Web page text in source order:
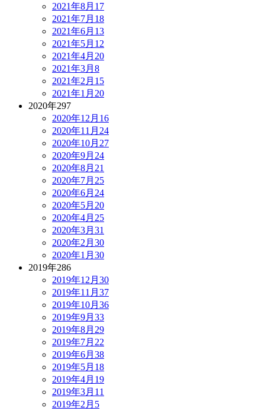
2021年8月 17
2021年7月 18
2021年6月 13
2021年5月 12
2021年4月 20
2021年3月 8
2021年2月 15
2021年1月 20
2020年297
2020年12月 16
2020年11月 24
2020年10月 27
2020年9月 24
2020年8月 21
2020年7月 25
2020年6月 24
2020年5月 20
2020年4月 25
2020年3月 31
2020年2月 30
2020年1月 30
2019年286
2019年12月 30
2019年11月 37
2019年10月 36
2019年9月 33
2019年8月 29
2019年7月 22
2019年6月 38
2019年5月 18
2019年4月 19
2019年3月 11
2019年2月 5